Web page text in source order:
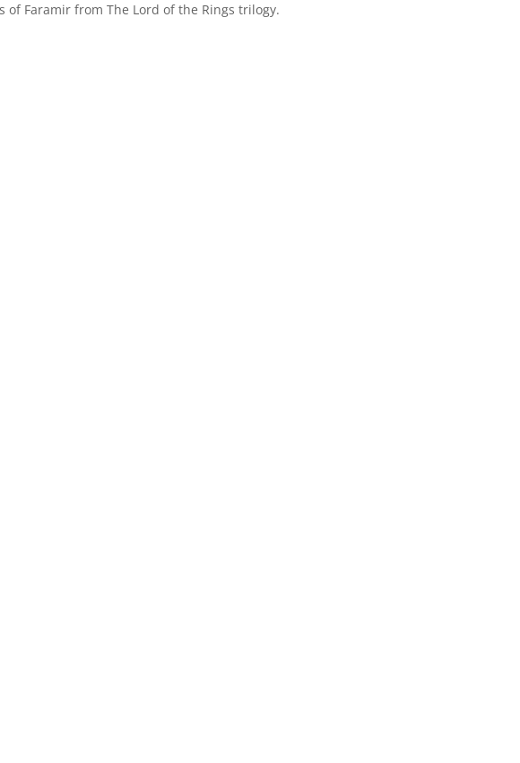
Faramir from The Lord of the Rings trilogy.